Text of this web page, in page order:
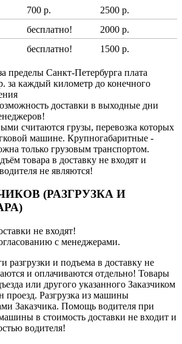
700 р.
2500 р.
бесплатно!
2000 р.
бесплатно! 1500 р.
пределы Санкт-Петербурга плата
за каждый километр до конечного
доставки в выходные дни
считаются грузы, перевозка которых
машине. Крупногабаритные -
только грузовым транспортом.
товара в доставку не входят и
не являются!
(РАЗГРУЗКА И
не входят!
с менеджерами.
и подъема в доставку не
и оплачиваются отдельно! Товары
или другого указанного Заказчиком
проезд. Разгрузка из машины
Заказчика. Помощь водителя при
в стоимость доставки не входит и
водителя!